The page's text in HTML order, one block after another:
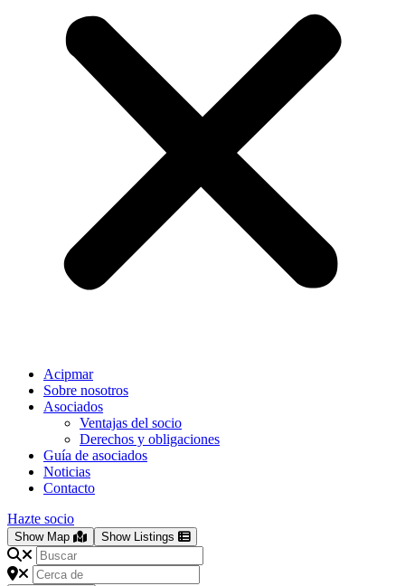
Acipmar
Sobre nosotros
Asociados
Ventajas del socio
Derechos y obligaciones
Guía de asociados
Noticias
Contacto
Hazte socio
Show Map Show Listings